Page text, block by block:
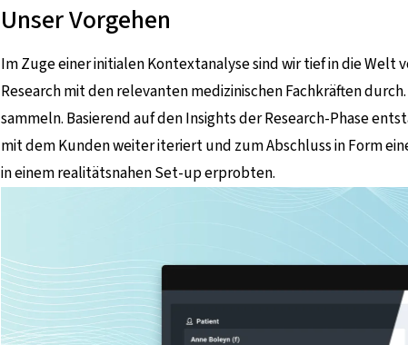
Unser Vorgehen
Im Zuge einer initialen Kontextanalyse sind wir tief in die
Research mit den relevanten medizinischen Fachkräften
sammeln. Basierend auf den Insights der Research-Phase
mit dem Kunden weiter iteriert und zum Abschluss in Form
in einem realitätsnahen Set-up erprobten.